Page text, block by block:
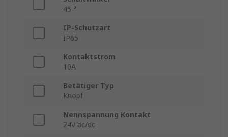
45 °
IP-Schutzart
IP65
Kontaktstrom
10A
Betätiger Typ
Knopf
Nennspannung Kontakt
24V ac/dc